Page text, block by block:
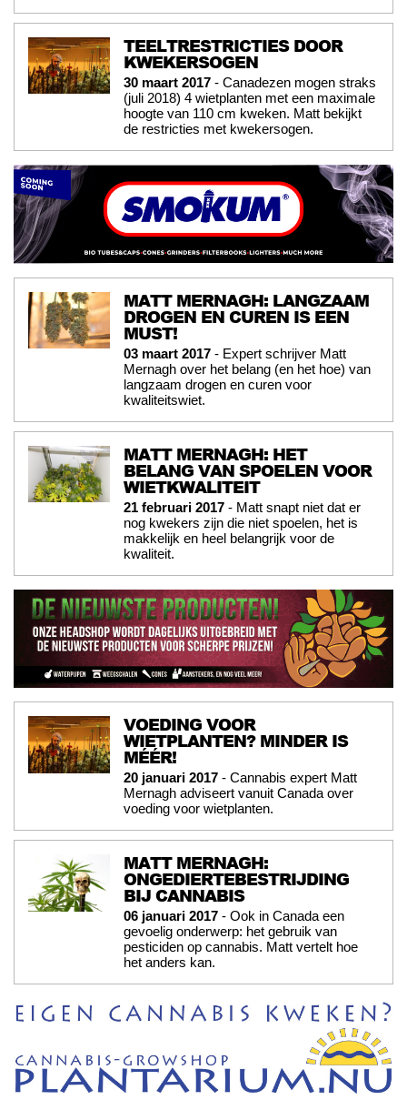
TEELTRESTRICTIES DOOR
KWEKERSOGEN
30 maart 2017 - Canadezen mogen straks
(juli 2018) 4 wietplanten met een maximale
hoogte van 110 cm kweken. Matt bekijkt
de restricties met kwekersogen.
MATT MERNAGH: LANGZAAM
DROGEN EN CUREN IS EEN
MUST!
03 maart 2017 - Expert schrijver Matt
Mernagh over het belang (en het hoe) van
langzaam drogen en curen voor
kwaliteitswiet.
MATT MERNAGH: HET
BELANG VAN SPOELEN VOOR
WIETKWALITEIT
21 februari 2017 - Matt snapt niet dat er
nog kwekers zijn die niet spoelen, het is
makkelijk en heel belangrijk voor de
kwaliteit.
VOEDING VOOR
WIETPLANTEN? MINDER IS
MÉÉR!
20 januari 2017 - Cannabis expert Matt
Mernagh adviseert vanuit Canada over
voeding voor wietplanten.
MATT MERNAGH:
ONGEDIERTEBESTRIJDING
BIJ CANNABIS
06 januari 2017 - Ook in Canada een
gevoelig onderwerp: het gebruik van
pesticiden op cannabis. Matt vertelt hoe
het anders kan.